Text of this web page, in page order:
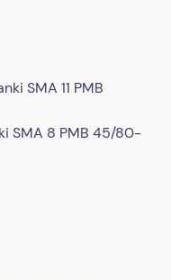
SMA 11 PMB
SMA 8 PMB 45/80-